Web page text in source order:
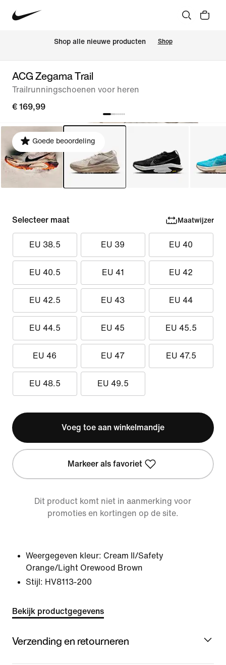
Shop alle nieuwe producten Shop
ACG Zegama Trail
Trailrunningschoenen voor heren
€ 169,99
Goede beoordeling
Selecteer maat Maatwijzer
EU 38.5 EU 39 EU 40
EU 40.5 EU 41 EU 42
EU 42.5 EU 43 EU 44
EU 44.5 EU 45 EU 45.5
EU 46 EU 47 EU 47.5
EU 48.5 EU 49.5
Voeg toe aan winkelmandje
Markeer als favoriet
Dit product komt niet in aanmerking voor
promoties en kortingen op de site.
Weergegeven kleur: Cream II/Safety
Orange/Light Orewood Brown
Stijl: HV8113-200
Bekijk productgegevens
Verzending en retourneren